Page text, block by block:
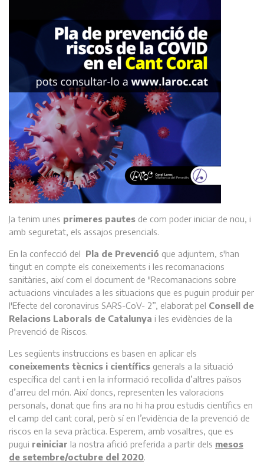
Ja tenim unes primeres pautes de com poder iniciar de nou, i
amb seguretat, els assajos presencials.
En la confecció del Pla de Prevenció que adjuntem, s'han
tingut en compte els coneixements i les recomanacions
sanitàries, així com el document de "Recomanacions sobre
actuacions vinculades a les situacions que es puguin produir per
l'Efecte del coronavirus SARS-CoV- 2”, elaborat pel Consell de
Relacions Laborals de Catalunya i les evidències de la
Prevenció de Riscos.
Les següents instruccions es basen en aplicar els
coneixements tècnics i científics generals a la situació
específica del cant i en la informació recollida d’altres països
d’arreu del món. Així doncs, representen les valoracions
personals, donat que fins ara no hi ha prou estudis científics en
el camp del cant coral, però sí en l’evidència de la prevenció de
riscos en la seva pràctica. Esperem, amb vosaltres, que es
pugui reiniciar la nostra afició preferida a partir dels mesos
de setembre/octubre del 2020